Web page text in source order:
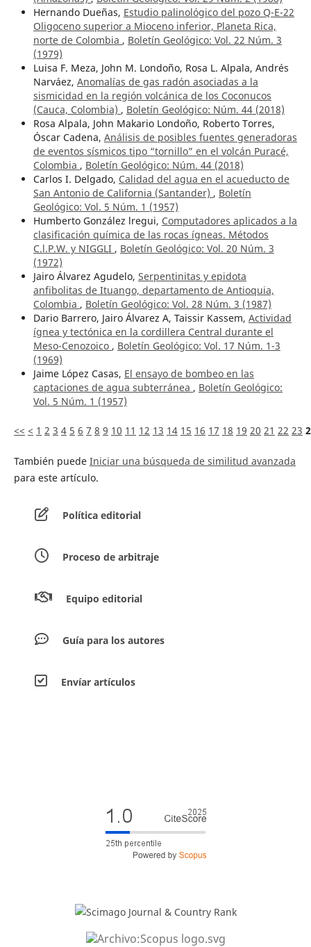
Hernando Dueñas, Estudio palinológico del pozo Q-E-22
Oligoceno superior a Mioceno inferior, Planeta Rica,
norte de Colombia , Boletín Geológico: Vol. 22 Núm. 3
(1979)
Luisa F. Meza, John M. Londoño, Rosa L. Alpala, Andrés
Narváez, Anomalías de gas radón asociadas a la
sismicidad en la región volcánica de los Coconucos
(Cauca, Colombia) , Boletín Geológico: Núm. 44 (2018)
Rosa Alpala, John Makario Londoño, Roberto Torres,
Óscar Cadena, Análisis de posibles fuentes generadoras
de eventos sísmicos tipo “tornillo” en el volcán Puracé,
Colombia , Boletín Geológico: Núm. 44 (2018)
Carlos I. Delgado, Calidad del agua en el acueducto de
San Antonio de California (Santander) , Boletín
Geológico: Vol. 5 Núm. 1 (1957)
Humberto González lregui, Computadores aplicados a la
clasificación química de las rocas ígneas. Métodos
C.l.P.W. y NIGGLI , Boletín Geológico: Vol. 20 Núm. 3
(1972)
Jairo Álvarez Agudelo, Serpentinitas y epidota
anfibolitas de Ituango, departamento de Antioquia,
Colombia , Boletín Geológico: Vol. 28 Núm. 3 (1987)
Dario Barrero, Jairo Álvarez A, Taissir Kassem, Actividad
ígnea y tectónica en la cordillera Central durante el
Meso-Cenozoico , Boletín Geológico: Vol. 17 Núm. 1-3
(1969)
Jaime López Casas, El ensayo de bombeo en las
captaciones de agua subterránea , Boletín Geológico:
Vol. 5 Núm. 1 (1957)
<< < 1 2 3 4 5 6 7 8 9 10 11 12 13 14 15 16 17 18 19 20 21 22 23
También puede Iniciar una búsqueda de similitud avanzada
para este artículo.
Política editorial
Proceso de arbitraje
Equipo editorial
Guía para los autores
Envíar artículos